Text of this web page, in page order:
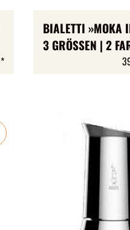
*
BIALETTI »MOKA
3 GRÖSSEN | 2